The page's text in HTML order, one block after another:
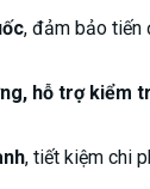
, đảm bảo tiến
hỗ trợ kiểm
, tiết kiệm chi